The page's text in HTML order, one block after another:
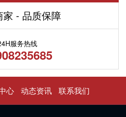
家 - 品质保障
服务热线
心 动态资讯 联系我们